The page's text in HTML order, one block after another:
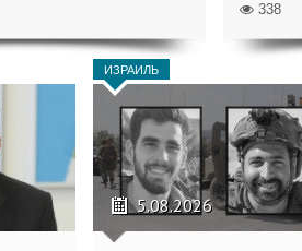
338
ИЗРАИЛЬ
5.08.2026